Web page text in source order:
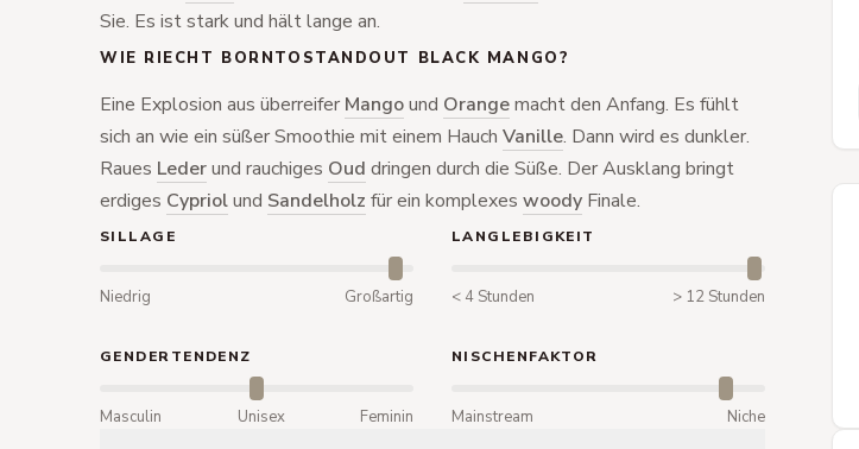
Sie. Es ist stark und hält lange an.
WIE RIECHT BORNTOSTANDOUT BLACK MANGO?
Eine Explosion aus überreifer Mangound Orangemacht den Anfang. Es fühlt
sich an wie ein süßer Smoothie mit einem Hauch Vanille. Dann wird es dunkler.
Raues Lederund rauchiges Oud dringen durch die Süße. Der Ausklang bringt
erdiges Cypriolund Sandelholz für ein komplexes woody Finale.
SILLAGE
Niedrig Großartig
LANGLEBIGKEIT
< 4 Stunden > 12 Stunden
GENDERTENDENZ
Masculin Unisex Feminin
NISCHENFAKTOR
Mainstream Niche